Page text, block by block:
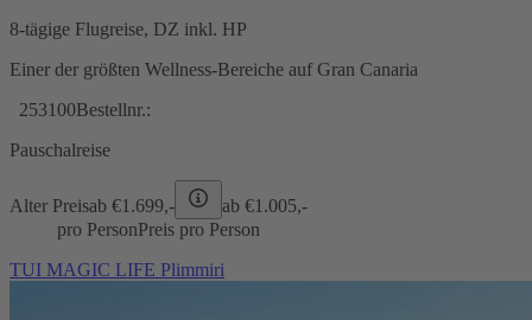
8-tägige Flugreise, DZ inkl. HP
Einer der größten Wellness-Bereiche auf Gran Canaria
253100Bestellnr.:
Pauschalreise
Alter Preisab €1.699,- ab €1.005,-
pro PersonPreis pro Person
TUI MAGIC LIFE Plimmiri